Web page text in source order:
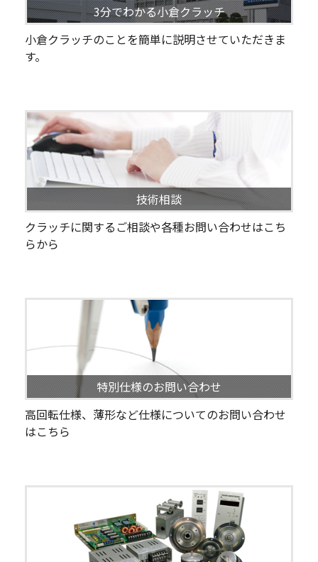
3分でわかる小倉クラッチ
小倉クラッチのことを簡単に説明させていただきま
す。
技術相談
クラッチに関するご相談や各種お問い合わせはこち
らから
特別仕様のお問い合わせ
高回転仕様、薄形など仕様についてのお問い合わせ
はこちら